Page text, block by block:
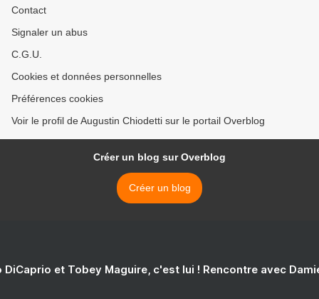
Contact
Signaler un abus
C.G.U.
Cookies et données personnelles
Préférences cookies
Voir le profil de Augustin Chiodetti sur le portail Overblog
Créer un blog sur Overblog
Créer un blog
DiCaprio et Tobey Maguire, c'est lui ! Rencontre avec